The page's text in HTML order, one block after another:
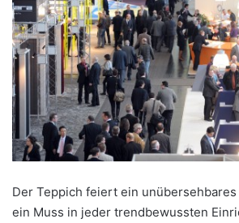
Der Teppich feiert ein
ein Muss in jeder trendbewussten